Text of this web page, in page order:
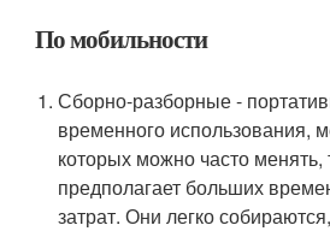
По мобильности
Сборно-разборные -
временного использования,
которых можно часто менять,
предполагает больших
затрат. Они легко